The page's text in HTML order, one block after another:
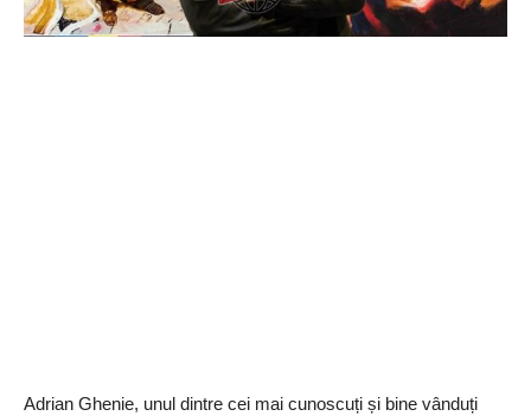
Adrian Ghenie, unul dintre cei mai cunoscuți și bine vânduți